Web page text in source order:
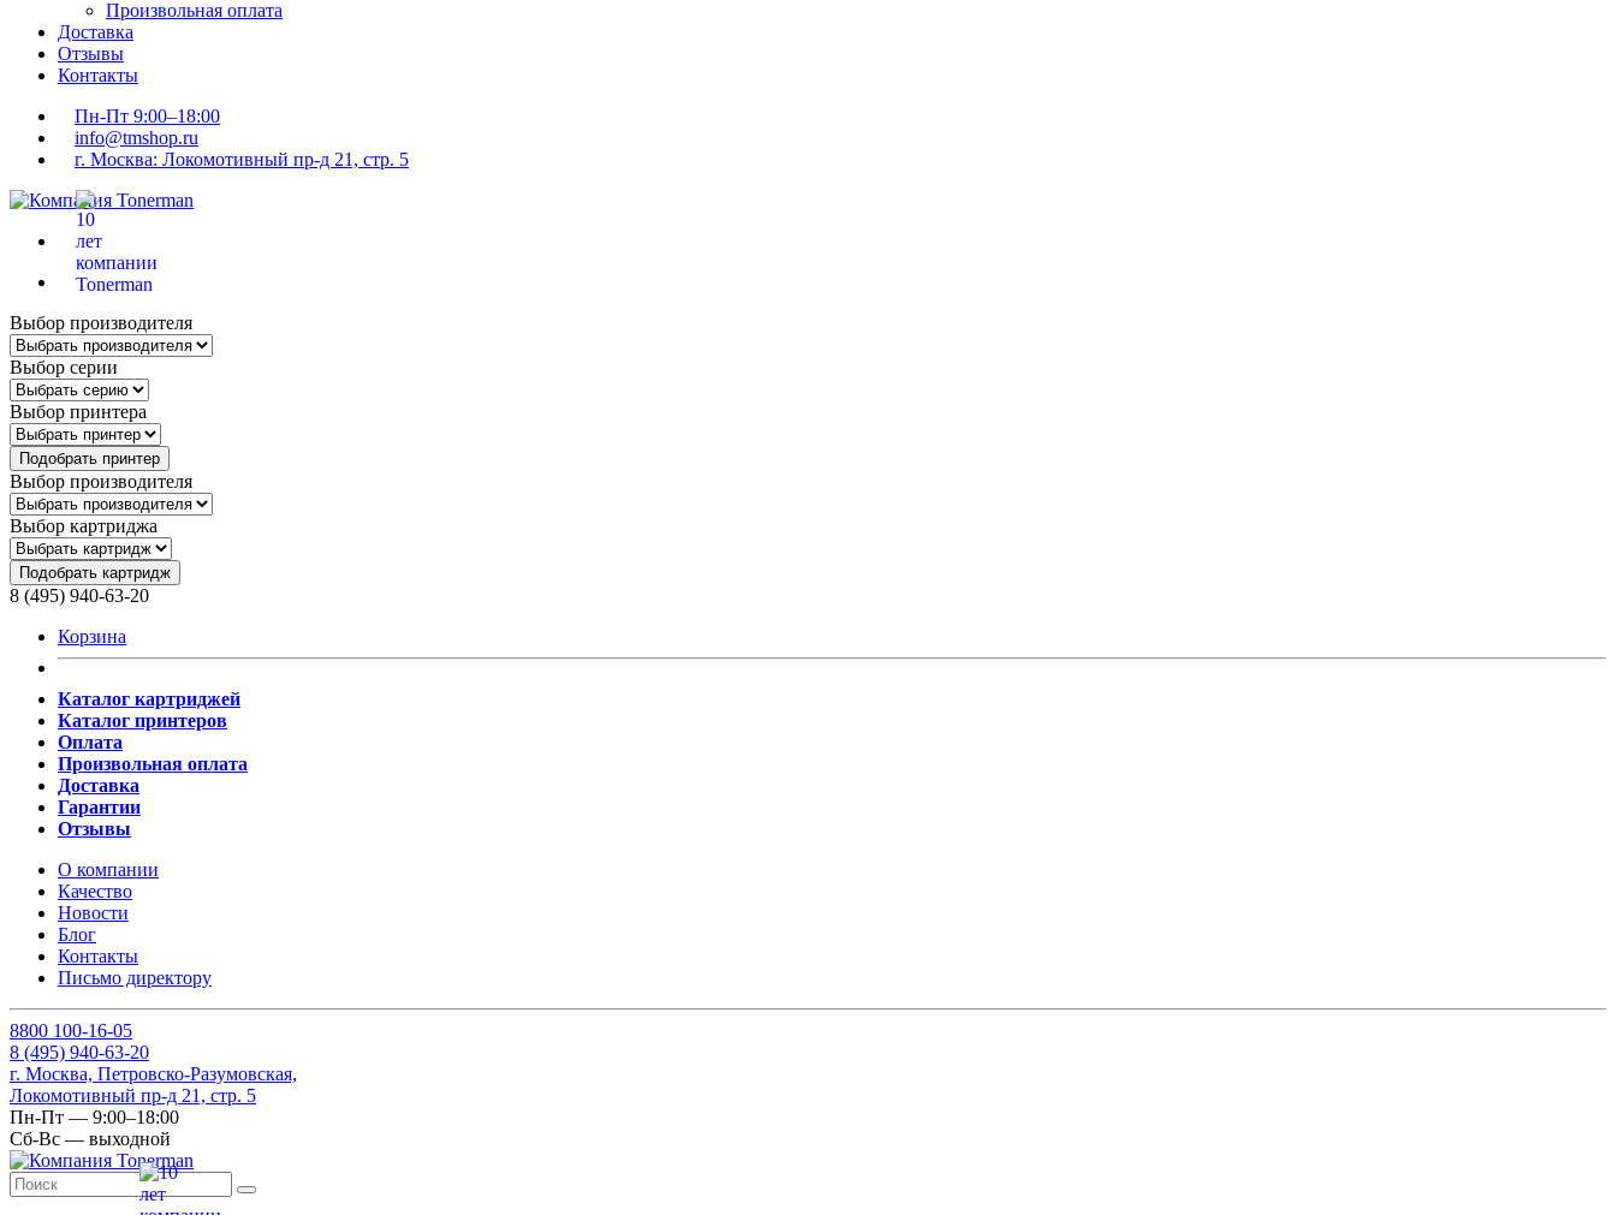
Произвольная оплата
Доставка
Отзывы
Контакты
Пн-Пт 9:00–18:00
info@tmshop.ru
г. Москва: Локомотивный пр-д 21, стр. 5
Выбор производителя
Выбор серии
Выбор принтера
Подобрать принтер
Выбор производителя
Выбор картриджа
Подобрать картридж
8 (495) 940-63-20
Корзина
Каталог картриджей
Каталог принтеров
Оплата
Произвольная оплата
Доставка
Гарантии
Отзывы
О компании
Качество
Новости
Блог
Контакты
Письмо директору
8800 100-16-05
8 (495) 940-63-20
г. Москва, Петровско-Разумовская,
Локомотивный пр-д 21, стр. 5
Пн-Пт — 9:00–18:00
Сб-Вс — выходной